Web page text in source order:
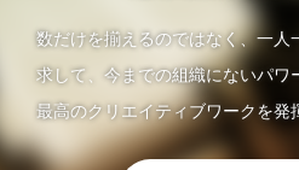
数だけを揃えるのではなく、一人
求して、今までの組織にないパワ
最高のクリエイティブワークを発